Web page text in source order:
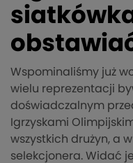
Wspominaliśmy już
wielu reprezentacji
doświadczalnym
Igrzyskami
wszystkich drużyn, a
selekcjonera. Widać